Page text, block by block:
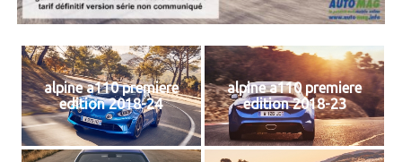
alpine a110 premiere
edition 2018-24
alpine a110 premiere
edition 2018-23